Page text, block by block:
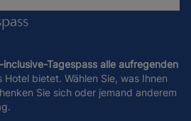
inclusive-Tagespass alle aufregenden
Hotel bietet. Wählen Sie, was Ihnen
Sie sich oder jemand anderem